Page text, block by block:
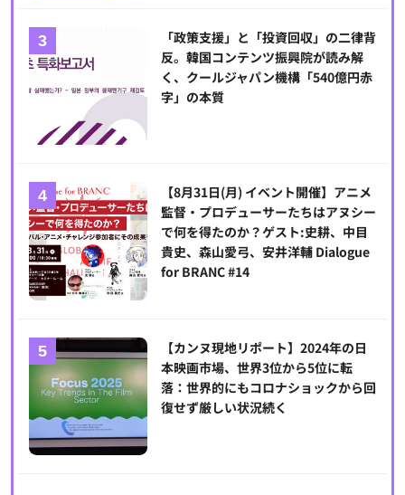
「政策支援」と「投資回収」の二律背
反。韓国コンテンツ振興院が読み解
く、クールジャパン機構「540億円赤
字」の本質
【8月31日(月) イベント開催】アニメ
監督・プロデューサーたちはアヌシー
で何を得たのか？ゲスト:史耕、中目
貴史、森山愛弓、安井洋輔 Dialogue
for BRANC #14
【カンヌ現地リポート】2024年の日
本映画市場、世界3位から5位に転
落：世界的にもコロナショックから回
復せず厳しい状況続く